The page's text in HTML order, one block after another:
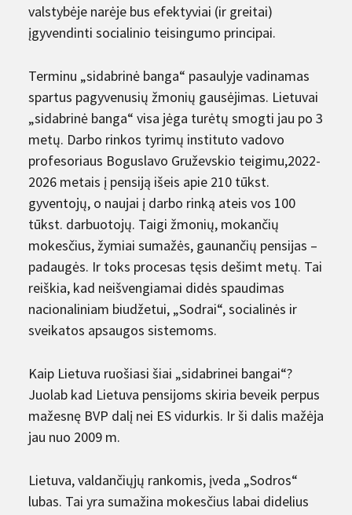
valstybėje narėje bus efektyviai (ir greitai)
įgyvendinti socialinio teisingumo principai.
Terminu „sidabrinė banga“ pasaulyje vadinamas
spartus pagyvenusių žmonių gausėjimas. Lietuvai
„sidabrinė banga“ visa jėga turėtų smogti jau po 3
metų. Darbo rinkos tyrimų instituto vadovo
profesoriaus Boguslavo Gruževskio teigimu,2022-
2026 metais į pensiją išeis apie 210 tūkst.
gyventojų, o naujai į darbo rinką ateis vos 100
tūkst. darbuotojų. Taigi žmonių, mokančių
mokesčius, žymiai sumažės, gaunančių pensijas –
padaugės. Ir toks procesas tęsis dešimt metų. Tai
reiškia, kad neišvengiamai didės spaudimas
nacionaliniam biudžetui, „Sodrai“, socialinės ir
sveikatos apsaugos sistemoms.
Kaip Lietuva ruošiasi šiai „sidabrinei bangai“?
Juolab kad Lietuva pensijoms skiria beveik perpus
mažesnę BVP dalį nei ES vidurkis. Ir ši dalis mažėja
jau nuo 2009 m.
Lietuva, valdančiųjų rankomis, įveda „Sodros“
lubas. Tai yra sumažina mokesčius labai didelius